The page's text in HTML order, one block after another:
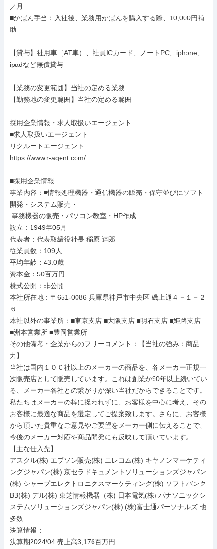
／月
■かばん手当：入社後、業務用かばんを購入する際、10,000円補
助
【貸与】社用車（AT車）、社員ICカード、ノートPC、iphone、
ipadなど無償貸与
【業務の変更範囲】当社の定める業務
【勤務地の変更範囲】当社の定める範囲
採用企業情報・求人取扱いエージェント
■求人取扱いエージェント
リクルートエージェント
https://www.r-agent.com/
■採用企業情報
事業内容：■情報処理機器・通信機器の販売・保守並びにソフト
開発・システム販売・
設立：1949年05月
代表者：代表取締役社長 稲原 達郎
従業員数：109人
平均年齢：43.0歳
資本金：50百万円
株式公開：非公開
本社所在地：〒651-0086 兵庫県神戸市中央区 磯上通４－１－２
６
本社以外の事業所：■東京支店 ■大阪支店 ■明石支店 ■姫路支店
■洲本営業所 ■豊岡営業所
その他備考・企業からのフリーコメント：【当社の強み：商品
力】
当社は国内１００社以上のメーカーの商品を、各メーカー正規一
次販売店として販売しています。これは創業か90年以上続いてい
る、メーカー各社との繋がりが深い当社だからできることです。
私たちはメーカーの枠に捉われずに、お客様を中心に考え、その
お客様に最適な商品を選定してご提案致します。さらに、お客様
から頂いた貴重なご意見やご要望をメーカー側に伝えることで、
今後のメーカー対応や商品開発にも反映して頂いています。
【主な仕入先】
アスクル(株) エプソン販売(株) エレコム(株) キヤノンマーケティ
ングジャパン(株) 京セラドキュメントソリューションズジャパン
(株) シャープエレクトロニクスマーケティング(株) ソフトバンク
BB(株) デル(株) 東芝情報機器（株) 日本電気(株) パナソニックシ
ステムソリューションズジャパン(株) (株)富士通パーソナルズ 他
多数
決算情報：
決算期2024/04 売上高3,176百万円